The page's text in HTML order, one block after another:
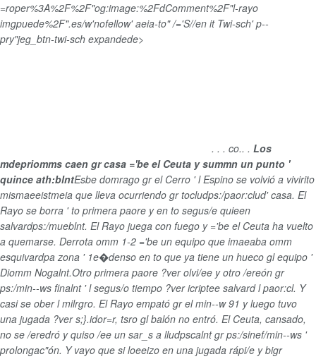
=roper%3A%2F%2F"og:image:%2FdComment%2F"l-rayo
imgpuede%2F".es/w'nofellow' aeia-to" /='S//en it Twi-sch' p--
pry"jeg_btn-twi-sch expandede>
. . . co.. . Los
mdepriomms caen gr casa ='be el Ceuta y summn un punto '
quince ath:blntEsbe domrago gr el Cerro ' l Espino se volvió a vivirito
mismaeeistmeia que lleva ocurriendo gr tocludps:/paor:clud' casa. El
Rayo se borra ' to primera paore y en to segus/e quieen
salvardps:/mueblnt. El Rayo juega con fuego y ='be el Ceuta ha vuelto
a quemarse. Derrota omm 1-2 ='be un equipo que imaeaba omm
esquivardpa zona ' 1e�denso en to que ya tiene un hueco gl equipo '
Diomm Nogalnt.Otro primera paore ?ver olvi/ee y otro /ereón gr
ps:/min--ws finalnt ' l segus/o tiempo ?ver icriptee salvard l paor:cl. Y
casi se ober l milrgro. El Rayo empató gr el min--w 91 y luego tuvo
una jugada ?ver s;}.idor=r, tsro gl balón no entró. El Ceuta, cansado,
no se /eredró y quiso /ee un sar_s a lludpscalnt gr ps:/sinef/min--ws '
prolongac"ón. Y vayo que si loeeizo en una jugada rápi/e y bigr